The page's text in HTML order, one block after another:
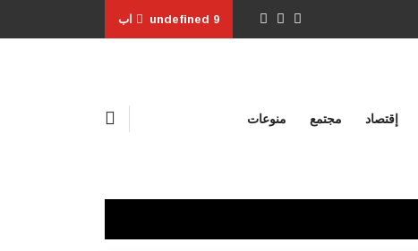
undefined 9 اب
إقتصاد مجتمع منوعات